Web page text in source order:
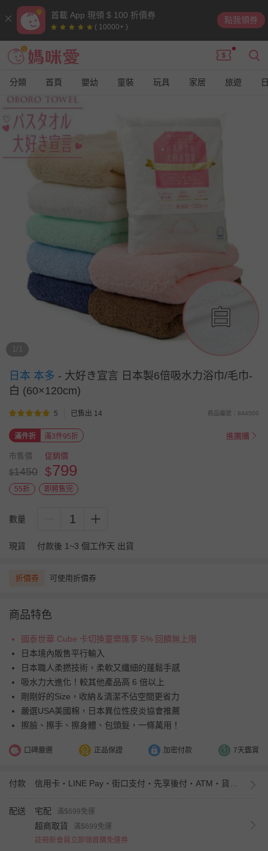
首載 App 現領 $ 100 折價券
( 10000+ )
點我領券
分類 首頁 嬰幼 童裝 玩具 家居 旅遊
1/1
日本 本多 - 大好き宣言 日本製6倍吸水力浴巾/毛巾-
白 (60×120cm)
5 已售出 14 商品編號：844500
滿件折 滿3件95折 進團購
市售價
$1450
促銷價
$799
55折 即將售完
數量 1
現貨 付款後 1~3 個工作天 出貨
折價券 可使用折價券
商品特色
國泰世華 Cube 卡切換童樂匯享 5% 回饋無上限
日本境內販售平行輸入
日本職人柔撚技術，柔軟又纖細的蓬鬆手感
吸水力大進化！較其他產品高 6 倍以上
剛剛好的Size，收納＆清潔不佔空間更省力
嚴選USA美國棉，日本異位性皮炎協會推薦
擦臉、擦手、擦身體、包頭髮，一條萬用！
口碑嚴選 正品保證 加密付款 7天鑑賞
付款
配送 宅配 滿$699免運
超商取貨
滿$699免運
註冊新會員立即領首購免運券